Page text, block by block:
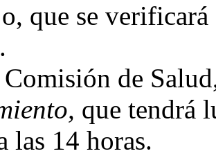
que se
Comisión de
que tendrá
las 14 horas.